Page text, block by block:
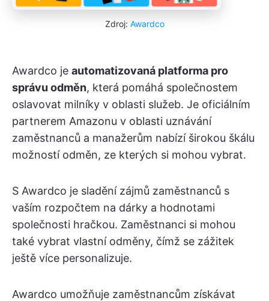
Zdroj: Awardco
Awardco je automatizovaná platforma pro
správu odměn, která pomáhá společnostem
oslavovat milníky v oblasti služeb. Je oficiálním
partnerem Amazonu v oblasti uznávání
zaměstnanců a manažerům nabízí širokou škálu
možností odměn, ze kterých si mohou vybrat.
S Awardco je sladění zájmů zaměstnanců s
vaším rozpočtem na dárky a hodnotami
společnosti hračkou. Zaměstnanci si mohou
také vybrat vlastní odměny, čímž se zážitek
ještě více personalizuje.
Awardco umožňuje zaměstnancům získávat